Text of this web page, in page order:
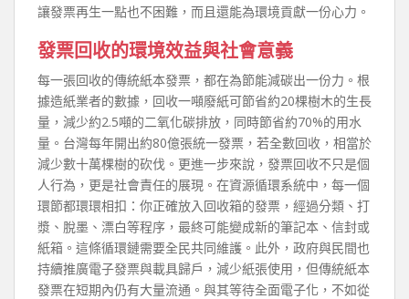
讓發票再生一點也不困難，而且還能為環境貢獻一份心力。
發票回收的環境效益與社會意義
每一張回收的傳統紙本發票，都在為節能減碳出一份力。根
據造紙業者的數據，回收一噸廢紙可節省約20棵樹木的生長
量，減少約2.5噸的二氧化碳排放，同時節省約70%的用水
量。台灣每年開出約80億張統一發票，若全數回收，相當於
減少數十萬棵樹的砍伐。更進一步來說，發票回收不只是個
人行為，更是社會責任的展現。在資源循環系統中，每一個
環節都環環相扣：你正確放入回收箱的發票，經過分類、打
漿、脫墨、漂白等程序，最終可能變成新的筆記本、信封或
紙箱。這條循環鏈需要全民共同維護。此外，政府與民間也
持續推廣電子發票與載具歸戶，減少紙張使用，但傳統紙本
發票在短期內仍有大量流通。與其等待全面電子化，不如從